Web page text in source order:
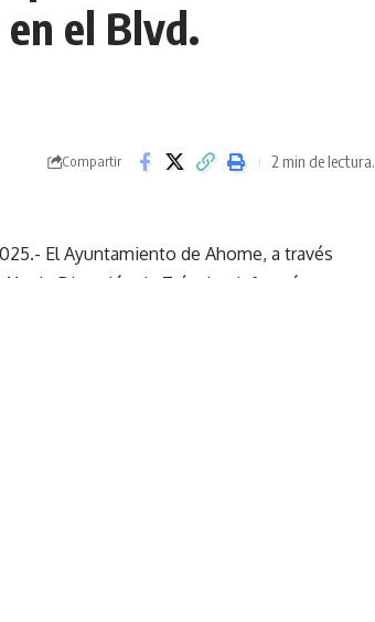
el Blvd.
Compartir 2 min de lectura.
El Ayuntamiento de Ahome, a través
y la Dirección de Tránsito, informó